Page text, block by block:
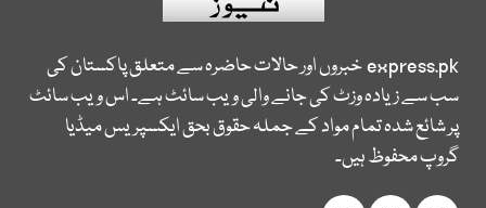
express.pkخبروں اور حالات حاضرہ سے متعلق پاکستان کی
سب سے زیادہ وزٹ کی جانے والی ویب سائٹ ہے۔ اس ویب سائٹ
پر شائع شدہ تمام مواد کے جملہ حقوق بحق ایکسپریس میڈیا
گروپ محفوظ ہیں۔